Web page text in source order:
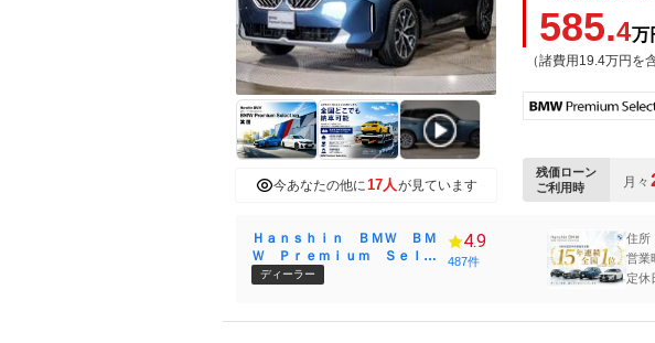
今あなたの他に17人が見ています
585.4万
（諸費用19.4万円を
残価ローン
ご利用時
月々
Ｈａｎｓｈｉｎ ＢＭＷ ＢＭ
Ｗ Ｐｒｅｍｉｕｍ Ｓｅｌｅ
ｃｔｉｏｎ 箕面
ディーラー
4.9
487件
住所
営業
定休